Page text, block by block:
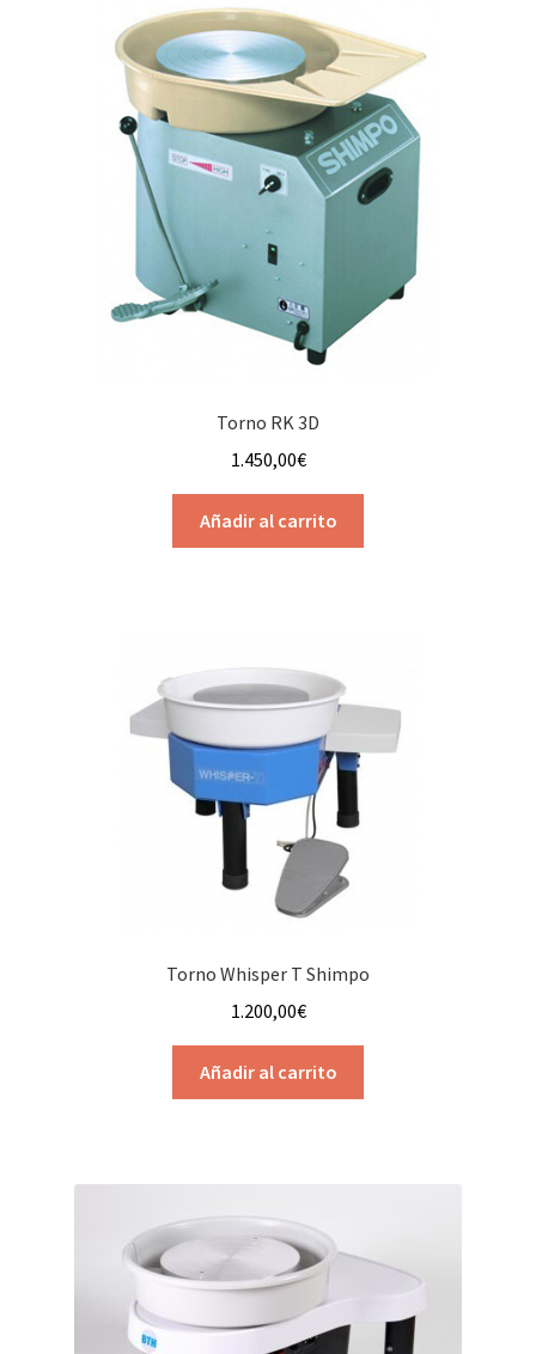
Torno RK 3D
1.450,00€
Añadir al carrito
Torno Whisper T Shimpo
1.200,00€
Añadir al carrito